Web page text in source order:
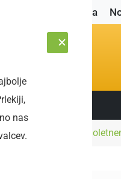
Naslovnica
nam:
nas
Prleški sejem po